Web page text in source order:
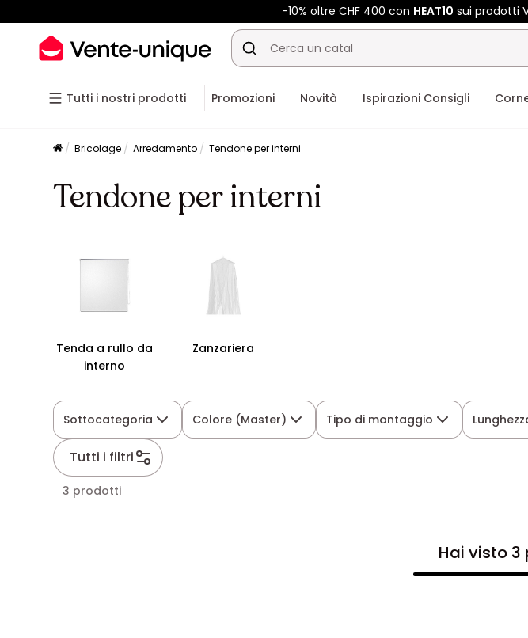
-10% oltre CHF 400 conHEAT10 sui prodotti
Tutti i nostri prodotti Promozioni Novità Ispirazioni Consigli
Bricolage Arredamento Tendone per interni
Tendone per interni
Tenda a rullo da
interno
Zanzariera
Sottocategoria Colore (Master) Tipo di montaggio
Tutti i filtri
3 prodotti
Hai visto 3